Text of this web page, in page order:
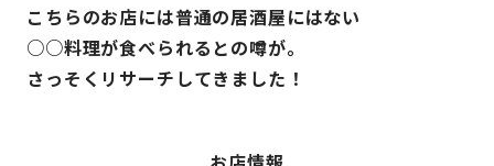
こちらのお店には普通の居酒屋にはない
○○料理が食べられるとの噂が。
さっそくリサーチしてきました！